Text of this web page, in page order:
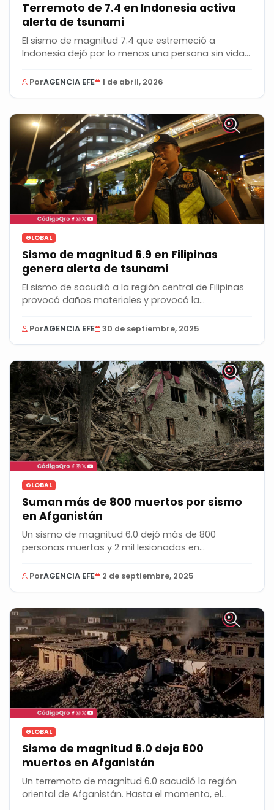
Terremoto de 7.4 en Indonesia activa
alerta de tsunami
El sismo de magnitud 7.4 que estremeció a
Indonesia dejó por lo menos una persona sin vida
PorAGENCIA EFE 1 de abril, 2026
GLOBAL
Sismo de magnitud 6.9 en Filipinas
genera alerta de tsunami
El sismo de sacudió a la región central de Filipinas
provocó daños materiales y provocó la...
PorAGENCIA EFE 30 de septiembre, 2025
GLOBAL
Suman más de 800 muertos por sismo
en Afganistán
Un sismo de magnitud 6.0 dejó más de 800
personas muertas y 2 mil lesionadas en
PorAGENCIA EFE 2 de septiembre, 2025
GLOBAL
Sismo de magnitud 6.0 deja 600
muertos en Afganistán
Un terremoto de magnitud 6.0 sacudió la región
oriental de Afganistán. Hasta el momento, el